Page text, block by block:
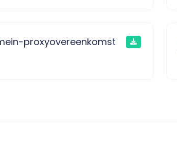
proxyovereenkomst